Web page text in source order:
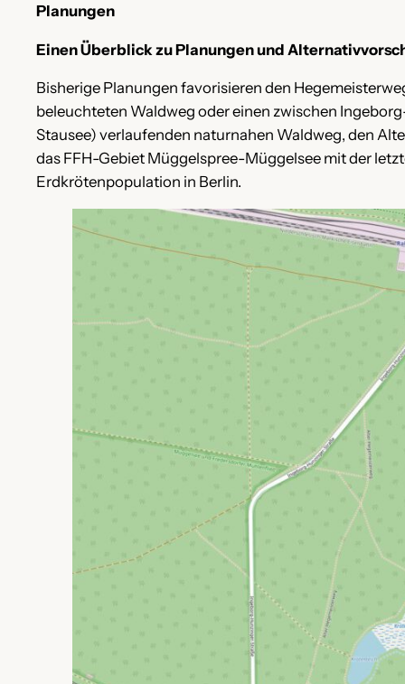
Planungen
Einen Überblick zu Planungen und
Bisherige Planungen favorisieren den
beleuchteten Waldweg oder einen zwischen
Stausee) verlaufenden naturnahen Waldweg, den
das FFH-Gebiet Müggelspree-Müggelsee mit der
Erdkrötenpopulation in Berlin.